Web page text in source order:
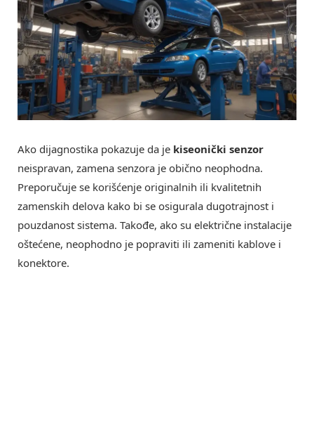
Ako dijagnostika pokazuje da je kiseonički senzor
neispravan, zamena senzora je obično neophodna.
Preporučuje se korišćenje originalnih ili kvalitetnih
zamenskih delova kako bi se osigurala dugotrajnost i
pouzdanost sistema. Takođe, ako su električne instalacije
oštećene, neophodno je popraviti ili zameniti kablove i
konektore.